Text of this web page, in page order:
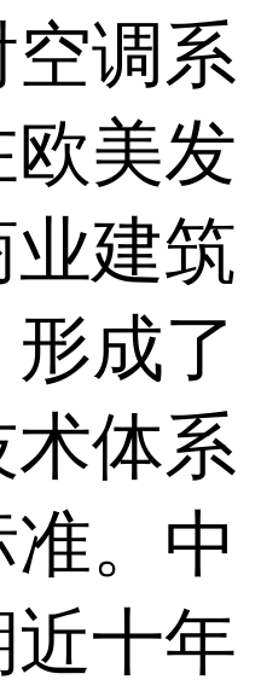
调系
美发
建筑
成了
术体系
。中
近十年